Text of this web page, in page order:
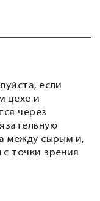
если
цехе и
через
между сырым и,
точки зрения